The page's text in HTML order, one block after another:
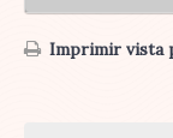
Imprimir vista